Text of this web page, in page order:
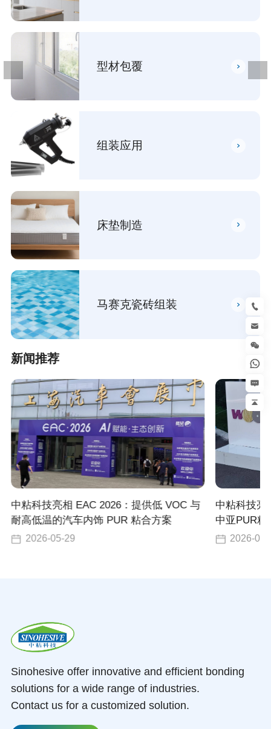
型材包覆
组装应用
床垫制造
马赛克瓷砖组装
新闻推荐
中粘科技亮相 EAC 2026：提供低 VOC 与
耐高低温的汽车内饰 PUR 粘合方案
2026-05-29
中粘科技亮
中亚PUR粘
2026-05-
Sinohesive offer innovative and efficient bonding
solutions for a wide range of industries.
Contact us for a customized solution.